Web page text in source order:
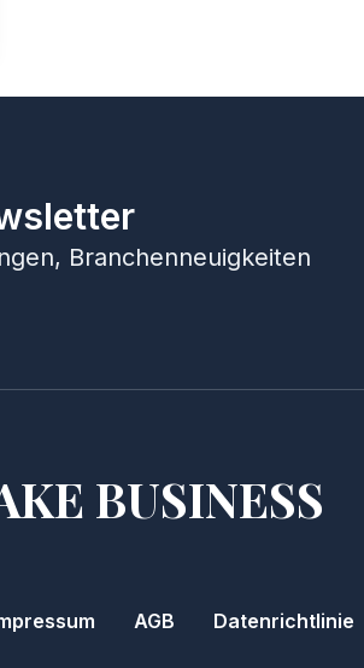
Branchenneuigkeiten
BUSINESS
AGB Datenrichtlinie